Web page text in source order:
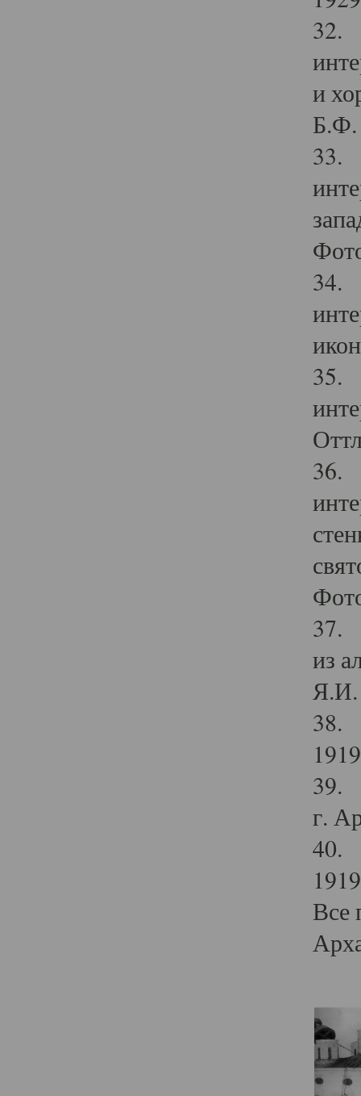
32.
и
Б.Ф.
33.
34.
35.
36.
37.
из
Я.И.
38.
39.
г.
40.
Все